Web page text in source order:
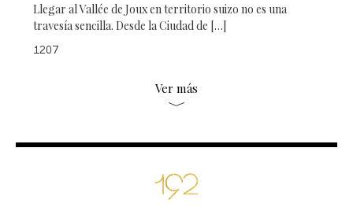
Llegar al Vallée de Joux en territorio suizo no es una
travesía sencilla. Desde la Ciudad de […]
1207
Ver más